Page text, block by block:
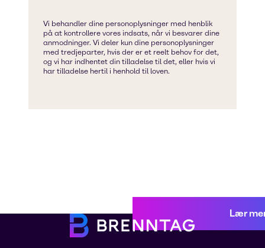
Lær